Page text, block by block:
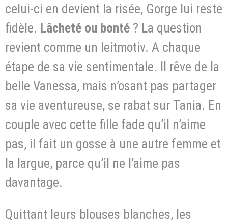
celui-ci en devient la risée, Gorge lui reste
fidèle. Lâcheté ou bonté ? La question
revient comme un leitmotiv. A chaque
étape de sa vie sentimentale. Il rêve de la
belle Vanessa, mais n’osant pas partager
sa vie aventureuse, se rabat sur Tania. En
couple avec cette fille fade qu’il n’aime
pas, il fait un gosse à une autre femme et
la largue, parce qu’il ne l’aime pas
davantage.
Quittant leurs blouses blanches, les